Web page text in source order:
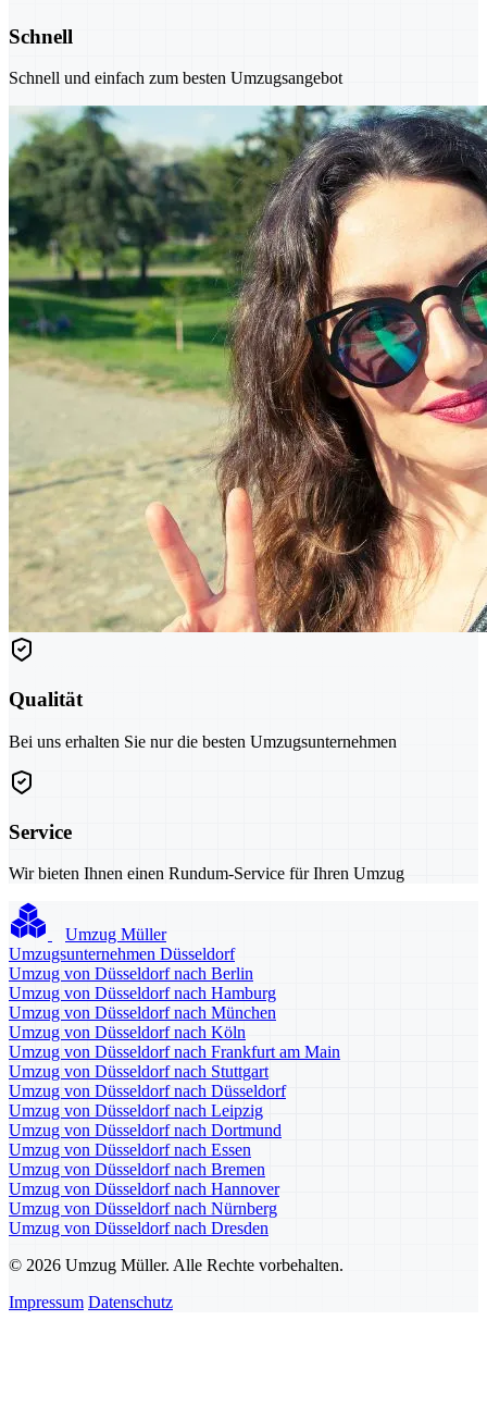
Schnell
Schnell und einfach zum besten Umzugsangebot
Qualität
Bei uns erhalten Sie nur die besten Umzugsunternehmen
Service
Wir bieten Ihnen einen Rundum-Service für Ihren Umzug
Umzug Müller
Umzugsunternehmen Düsseldorf
Umzug von Düsseldorf nach Berlin
Umzug von Düsseldorf nach Hamburg
Umzug von Düsseldorf nach München
Umzug von Düsseldorf nach Köln
Umzug von Düsseldorf nach Frankfurt am Main
Umzug von Düsseldorf nach Stuttgart
Umzug von Düsseldorf nach Düsseldorf
Umzug von Düsseldorf nach Leipzig
Umzug von Düsseldorf nach Dortmund
Umzug von Düsseldorf nach Essen
Umzug von Düsseldorf nach Bremen
Umzug von Düsseldorf nach Hannover
Umzug von Düsseldorf nach Nürnberg
Umzug von Düsseldorf nach Dresden
© 2026 Umzug Müller. Alle Rechte vorbehalten.
Impressum Datenschutz